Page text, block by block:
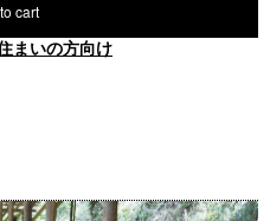
cart
まいの方向け